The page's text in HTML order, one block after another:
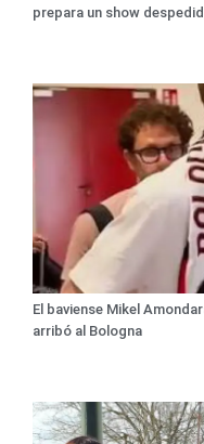
prepara un show
El baviense Mikel
arribó al Bologna